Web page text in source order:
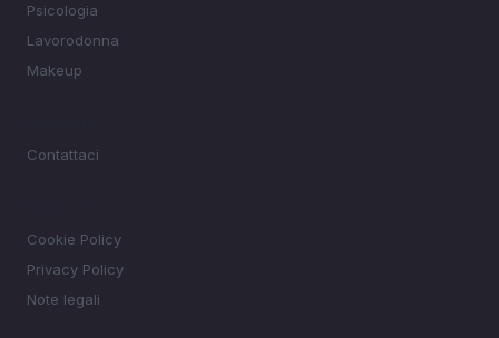
Psicologia
Lavorodonna
Makeup
Contattaci
Cookie Policy
Privacy Policy
Note legali